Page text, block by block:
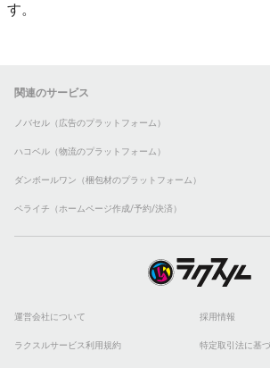
す。
関連のサービス
ノバセル（広告のプラットフォーム）
ハコベル（物流のプラットフォーム）
ダンボールワン（梱包材のプラットフォーム）
ペライチ（ホームページ作成/予約/決済）
運営会社について 採用情報
ラクスルサービス利用規約 特定取引法に基